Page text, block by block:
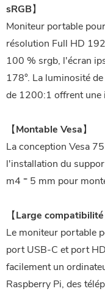
sRGB】
Moniteur portable
résolution Full HD
100 % srgb, l'écran
178°. La luminosité
de 1200:1 offrent une
【Montable Vesa】
La conception Vesa
l'installation du
m4 * 5 mm pour
【Large compatibilité
Le moniteur portable
port USB-C et port
facilement un
Raspberry Pi, des